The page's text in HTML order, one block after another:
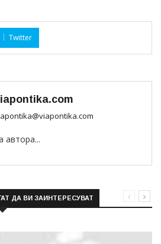
Twitter
автора...
ДА ВИ ЗАИНТЕРЕСУВАТ